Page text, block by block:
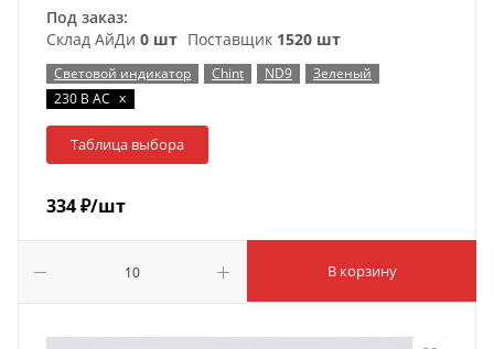
Под заказ:
Склад АйДи 0 шт Поставщик 1520 шт
Световой индикатор Chint ND9
Зеленый
230 В AC x
Таблица выбора
334₽/шт
В корзину